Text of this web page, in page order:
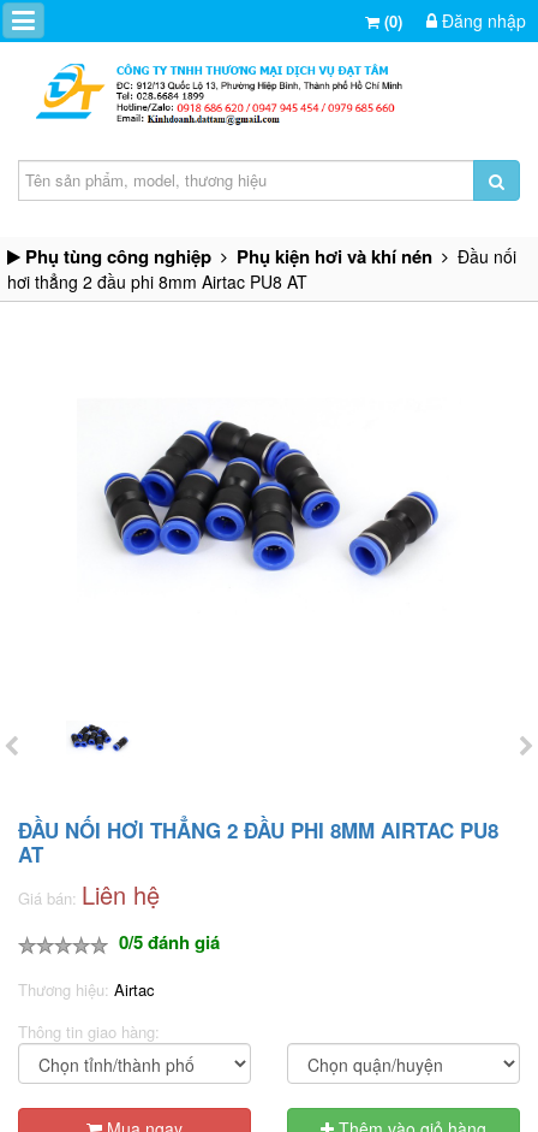
(0) Đăng nhập
Phụ tùng công nghiệp Phụ kiện hơi và khí nén
Đầu nối
hơi thẳng 2 đầu phi 8mm Airtac PU8 AT
ĐẦU NỐI HƠI THẲNG 2 ĐẦU PHI 8MM AIRTAC PU8
AT
Giá bán: Liên hệ
0/5 đánh giá
Thương hiệu: Airtac
Thông tin giao hàng: